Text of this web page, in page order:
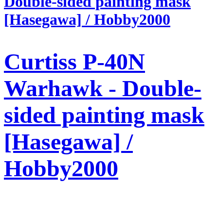
Curtiss P-40N
Warhawk - Double-
sided painting mask
[Hasegawa] /
Hobby2000